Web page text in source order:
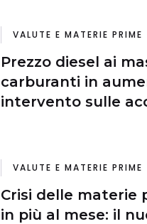
VALUTE E MATERIE PRIME
Prezzo diesel ai
carburanti in
intervento sulle
VALUTE E MATERIE PRIME
Crisi delle materie
in più al mese: il